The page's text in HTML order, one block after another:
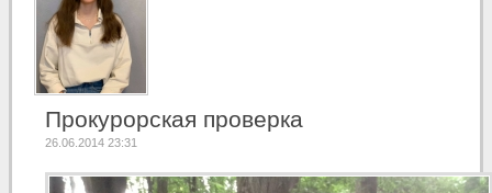
Прокурорская проверка
26.06.2014 23:31